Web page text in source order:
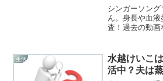
シンガーソング
ん。身長や血
査！過去の動画
生活
水越けいこ
活中？夫は